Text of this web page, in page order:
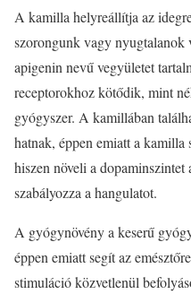
A kamilla helyreállítja az
szorongunk vagy
apigenin nevű vegyületet
receptorokhoz kötődik, mint
gyógyszer. A kamillában
hatnak, éppen emiatt a kamilla
hiszen növeli a dopaminszintet
szabályozza a hangulatot.
A gyógynövény a keserű
éppen emiatt segít az
stimuláció közvetlenül